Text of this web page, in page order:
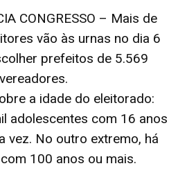
CONGRESSO – Mais de
vão às urnas no dia 6
prefeitos de 5.569
a idade do eleitorado:
adolescentes com 16 anos
vez. No outro extremo, há
100 anos ou mais.